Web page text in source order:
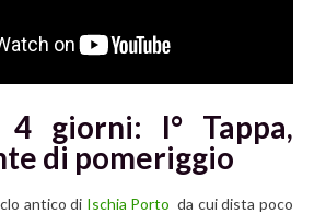
giorni: I° Tappa,
di pomeriggio
antico di Ischia Porto da cui dista poco